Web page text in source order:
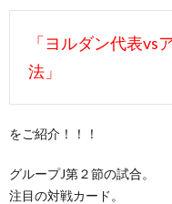
「ヨルダン代表vs
法」
をご紹介！！！
グループJ第２節の試合。
注目の対戦カード。